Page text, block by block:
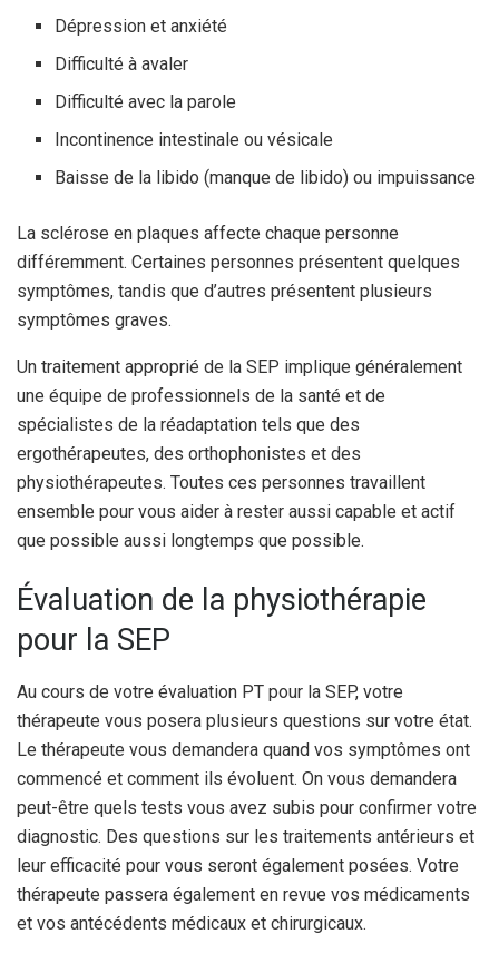
Dépression et anxiété
Difficulté à avaler
Difficulté avec la parole
Incontinence intestinale ou vésicale
Baisse de la libido (manque de libido) ou impuissance
La sclérose en plaques affecte chaque personne
différemment. Certaines personnes présentent quelques
symptômes, tandis que d’autres présentent plusieurs
symptômes graves.
Un traitement approprié de la SEP implique généralement
une équipe de professionnels de la santé et de
spécialistes de la réadaptation tels que des
ergothérapeutes, des orthophonistes et des
physiothérapeutes. Toutes ces personnes travaillent
ensemble pour vous aider à rester aussi capable et actif
que possible aussi longtemps que possible.
Évaluation de la physiothérapie
pour la SEP
Au cours de votre évaluation PT pour la SEP, votre
thérapeute vous posera plusieurs questions sur votre état.
Le thérapeute vous demandera quand vos symptômes ont
commencé et comment ils évoluent. On vous demandera
peut-être quels tests vous avez subis pour confirmer votre
diagnostic. Des questions sur les traitements antérieurs et
leur efficacité pour vous seront également posées. Votre
thérapeute passera également en revue vos médicaments
et vos antécédents médicaux et chirurgicaux.